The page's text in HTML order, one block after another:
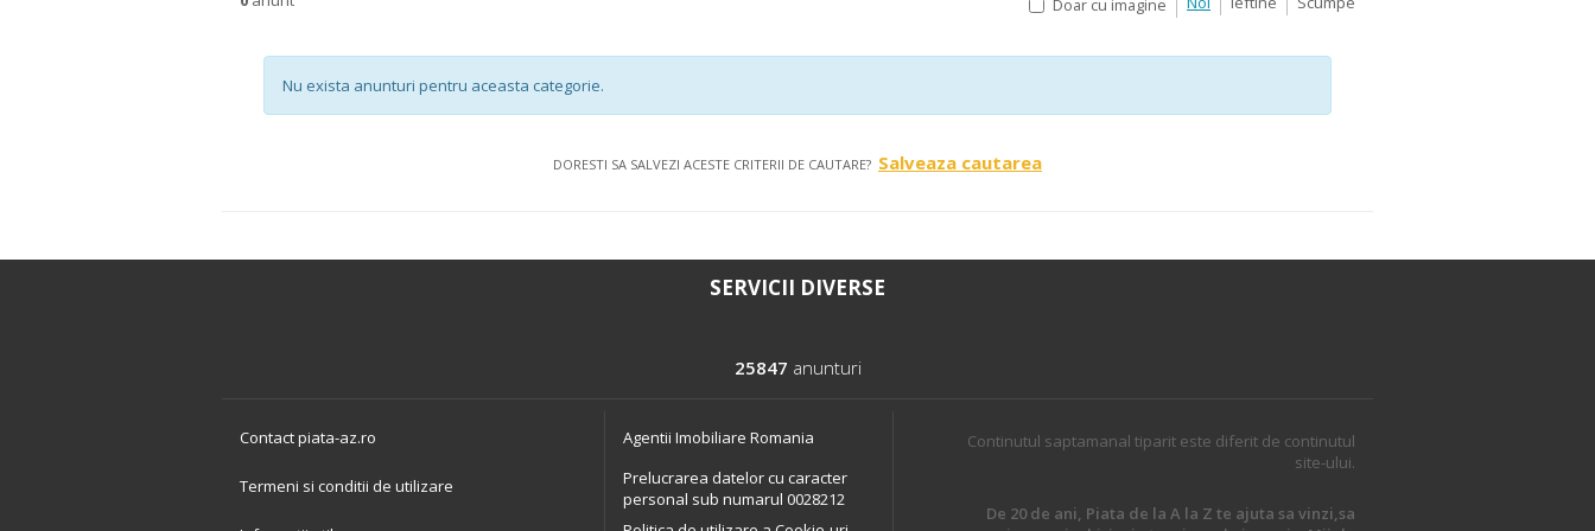
Doar cu imagine
Nu exista anunturi pentru aceasta categorie.
DORESTI SA SALVEZI ACESTE CRITERII DE CAUTARE? Salveaza cautarea
SERVICII DIVERSE
25847 anunturi
Contact piata-az.ro
Termeni si conditii de utilizare
Agentii Imobiliare Romania
Prelucrarea datelor cu caracter
personal sub numarul 0028212
Continutul saptamanal tiparit este diferit de continutul
site-ului.
De 20 de ani, Piata de la A la Z te ajuta sa vinzi,sa